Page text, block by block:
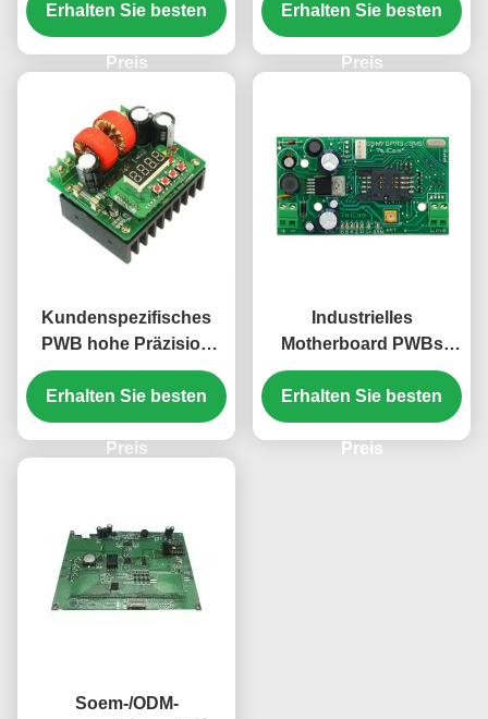
Schichten
Versammlungs-FR408
0.25mm
Erhalten Sie besten
Preis
kundenspezifisches
FR4 1.6mm LED
Erhalten Sie besten
Preis
Kundenspezifisches
PWB hohe Präzision
EMS PCBA 1.6mm
HASL vernickeln
Glasepoxid FR-4
Erhalten Sie besten
Preis
Industrielles
Motherboard PWBs
94v0 ENIG FR4 des
Steuerpcba Material
Erhalten Sie besten
Preis
Soem-/ODM-